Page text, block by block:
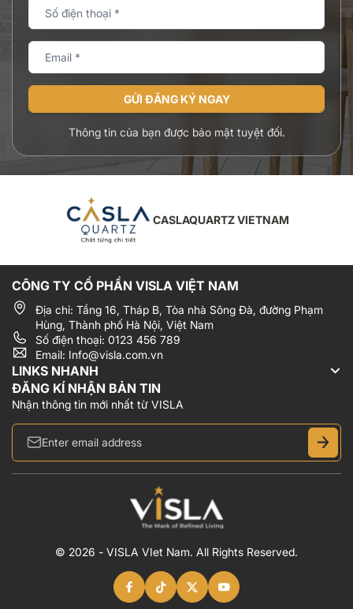
GỬI ĐĂNG KÝ NGAY
Thông tin của bạn được bảo mật tuyệt đối.
CASLAQUARTZ VIETNAM
CÔNG TY CỔ PHẦN VISLA VIỆT NAM
Địa chỉ: Tầng 16, Tháp B, Tòa nhà Sông Đà, đường Phạm
Hùng, Thành phố Hà Nội, Việt Nam
Số điện thoại: 0123 456 789
Email: Info@visla.com.vn
LINKS NHANH
ĐĂNG KÍ NHẬN BẢN TIN
Nhận thông tin mới nhất từ VISLA
© 2026 - VISLA VIet Nam. All Rights Reserved.